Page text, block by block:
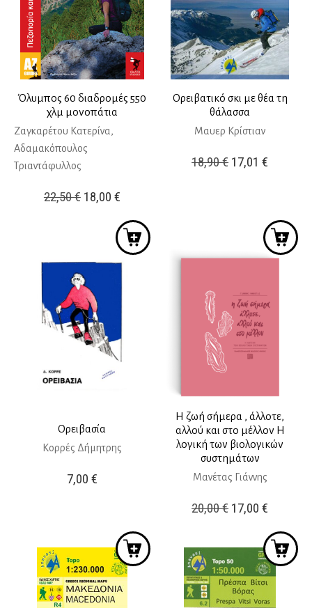
Όλυμπος 60 διαδρομές 550
χλμ μονοπάτια
Ζαγκαρέτου Κατερίνα,
Αδαμακόπουλος
Τριαντάφυλλος
22,50€ Original
22,50 €.
18,00 €Η
τιμή
είναι:
Ορειβατικό σκι με θέα τη
θάλασσα
Μαυερ Κρίστιαν
18,90€ Original
18,90 €.
17,01€
είναι:
17,01 €.
Ορειβασία
Κορρές Δήμητρης
7,00 €
Η ζωή σήμερα , άλλοτε,
αλλού και στο μέλλον Η
λογική των βιολογικών
συστημάτων
Μανέτας Γιάννης
20,00€ Original
was:
20,00 €.
17,00€
τιμή
είναι:
17,00 €.